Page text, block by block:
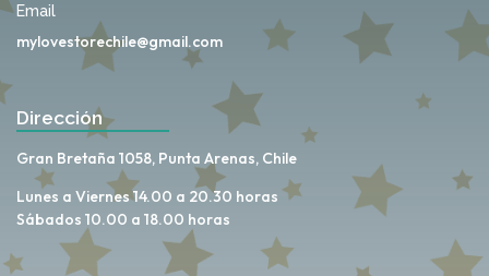
Email
mylovestorechile@gmail.com
Dirección
Gran Bretaña 1058, Punta Arenas, Chile
Lunes a Viernes 14.00 a 20.30 horas
Sábados 10.00 a 18.00 horas